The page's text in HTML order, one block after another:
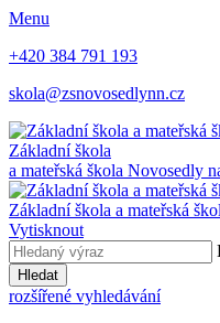
Menu
+420 384 791 193
skola@zsnovosedlynn.cz
Základní škola
a mateřská škola Novosedly
Základní škola a mateřská
Vytisknout
Hledat
rozšířené vyhledávání